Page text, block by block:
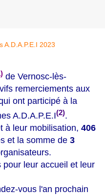
de Vernosc-lès-
remerciements aux
ont participé à la
A.D.A.P.E.I(2).
à leur mobilisation, 406
et la somme de 3
pour leur accueil et leur
vous l'an prochain